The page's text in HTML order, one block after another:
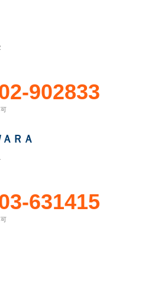
902833
ＲＡ
631415